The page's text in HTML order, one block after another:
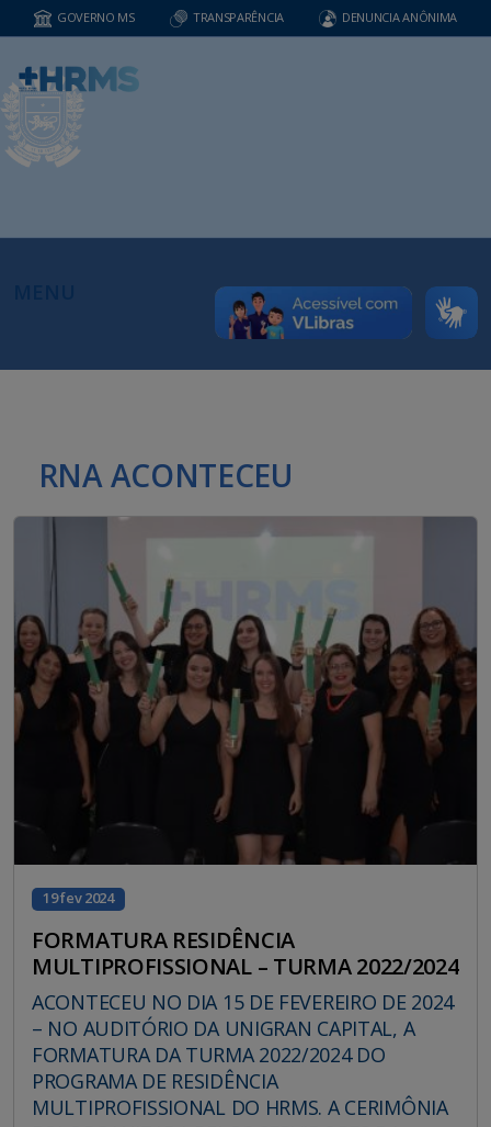
GOVERNO MS TRANSPARÊNCIA DENUNCIA ANÔNIMA
RNA ACONTECEU
19 fev 2024
FORMATURA RESIDÊNCIA
MULTIPROFISSIONAL – TURMA 2022/2024
ACONTECEU NO DIA 15 DE FEVEREIRO DE 2024
– NO AUDITÓRIO DA UNIGRAN CAPITAL, A
FORMATURA DA TURMA 2022/2024 DO
PROGRAMA DE RESIDÊNCIA
MULTIPROFISSIONAL DO HRMS. A CERIMÔNIA